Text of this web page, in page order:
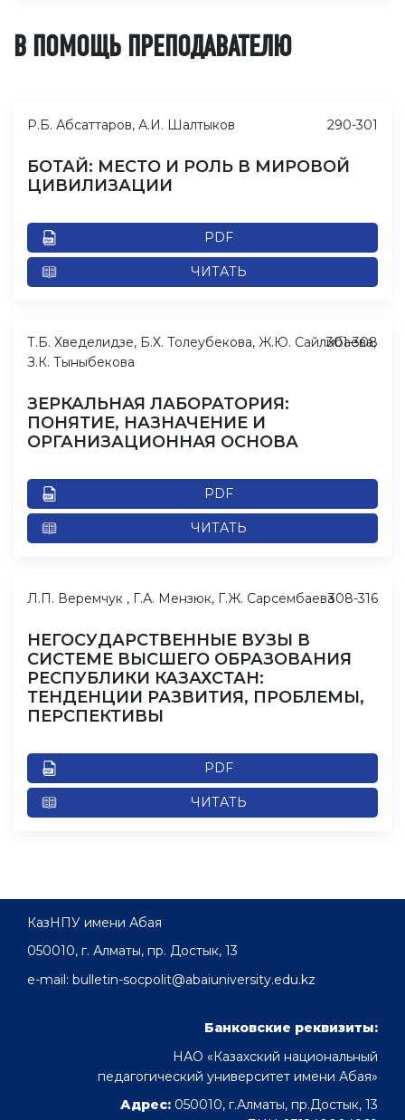
В ПОМОЩЬ ПРЕПОДАВАТЕЛЮ
Р.Б. Абсаттаров, А.И. Шалтыков
БОТАЙ: МЕСТО И РОЛЬ В МИРОВОЙ
ЦИВИЛИЗАЦИИ
PDF
ЧИТАТЬ
290-301
Т.Б. Хведелидзе, Б.Х. Толеубекова, Ж.Ю. Сайлибаева,
З.К. Тыныбекова
ЗЕРКАЛЬНАЯ ЛАБОРАТОРИЯ:
ПОНЯТИЕ, НАЗНАЧЕНИЕ И
ОРГАНИЗАЦИОННАЯ ОСНОВА
PDF
ЧИТАТЬ
301-308
Л.П. Веремчук , Г.А. Мензюк, Г.Ж. Сарсембаева
НЕГОСУДАРСТВЕННЫЕ ВУЗЫ В
СИСТЕМЕ ВЫСШЕГО ОБРАЗОВАНИЯ
РЕСПУБЛИКИ КАЗАХСТАН:
ТЕНДЕНЦИИ РАЗВИТИЯ, ПРОБЛЕМЫ,
ПЕРСПЕКТИВЫ
PDF
ЧИТАТЬ
308-316
КазНПУ имени Абая
050010, г. Алматы, пр. Достык, 13
e-mail: bulletin-socpolit@abaiuniversity.edu.kz
Банковские реквизиты:
НАО «Казахский национальный
педагогический университет имени Абая»
Адрес: 050010, г.Алматы, пр.Достык, 13